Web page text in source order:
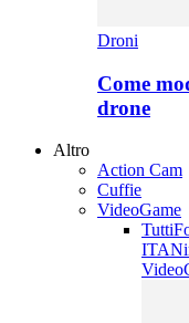
Droni
Come
drone
Altro
Action Cam
Cuffie
VideoGame
Tutti
ITA